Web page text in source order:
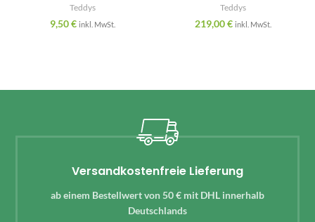
Teddys
9,50€ inkl. MwSt.
Teddys
219,00€ inkl. MwSt.
Versandkostenfreie Lieferung
ab einem Bestellwert von 50 € mit DHL innerhalb
Deutschlands